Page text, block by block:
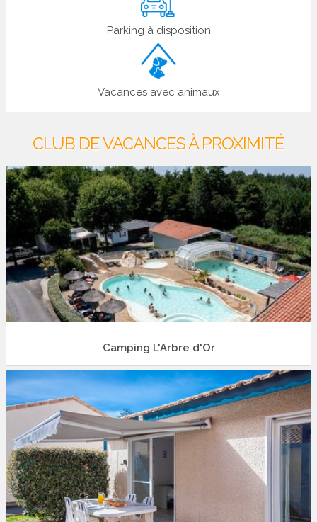
Parking à disposition
Vacances avec animaux
CLUB DE VACANCES À PROXIMITÉ
Camping L'Arbre d'Or